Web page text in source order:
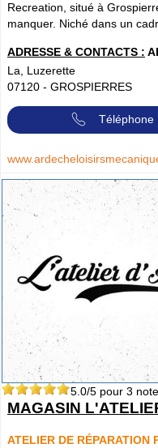
Recreation, situé à
manquer. Niché dans un
ADRESSE & CONTACTS :
La, Luzerette
07120 - GROSPIERRES
Téléphone
5.0/5 pour 3 note
MAGASIN
ATELIER DE RÉPARATION